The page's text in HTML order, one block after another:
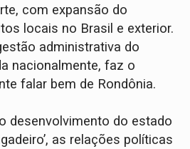
com expansão do
locais no Brasil e exterior.
administrativa do
nacionalmente, faz o
falar bem de Rondônia.
desenvolvimento do estado
as relações políticas